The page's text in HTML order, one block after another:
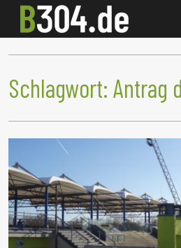
Schlagwort: Antrag